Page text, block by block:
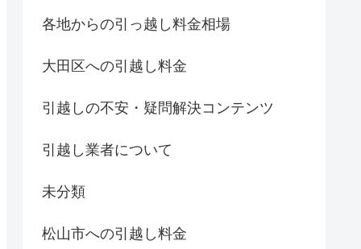
各地からの引っ越し料金相場
大田区への引越し料金
引越しの不安・疑問解決コンテンツ
引越し業者について
未分類
松山市への引越し料金